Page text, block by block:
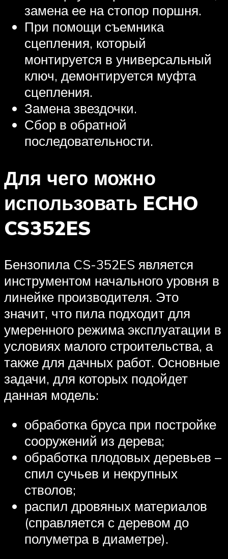
замена ее на стопор поршня.
При помощи съемника
сцепления, который
монтируется в универсальный
ключ, демонтируется муфта
сцепления.
Замена звездочки.
Сбор в обратной
последовательности.
Для чего можно
использовать ECHO
CS352ES
Бензопила CS-352ES является
инструментом начального уровня в
линейке производителя. Это
значит, что пила подходит для
умеренного режима эксплуатации в
условиях малого строительства, а
также для дачных работ. Основные
задачи, для которых подойдет
данная модель:
обработка бруса при постройке
сооружений из дерева;
обработка плодовых деревьев –
спил сучьев и некрупных
стволов;
распил дровяных материалов
(справляется с деревом до
полуметра в диаметре).